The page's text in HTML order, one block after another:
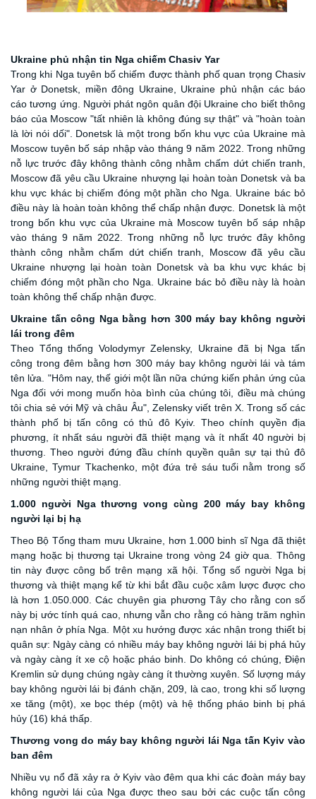
Ukraine phủ nhận tin Nga chiếm Chasiv Yar
Trong khi Nga tuyên bố chiếm được thành phố quan trọng Chasiv
Yar ở Donetsk, miền đông Ukraine, Ukraine phủ nhận các báo
cáo tương ứng. Người phát ngôn quân đội Ukraine cho biết thông
báo của Moscow "tất nhiên là không đúng sự thật" và "hoàn toàn
là lời nói dối". Donetsk là một trong bốn khu vực của Ukraine mà
Moscow tuyên bố sáp nhập vào tháng 9 năm 2022. Trong những
nỗ lực trước đây không thành công nhằm chấm dứt chiến tranh,
Moscow đã yêu cầu Ukraine nhượng lại hoàn toàn Donetsk và ba
khu vực khác bị chiếm đóng một phần cho Nga. Ukraine bác bỏ
điều này là hoàn toàn không thể chấp nhận được. Donetsk là một
trong bốn khu vực của Ukraine mà Moscow tuyên bố sáp nhập
vào tháng 9 năm 2022. Trong những nỗ lực trước đây không
thành công nhằm chấm dứt chiến tranh, Moscow đã yêu cầu
Ukraine nhượng lại hoàn toàn Donetsk và ba khu vực khác bị
chiếm đóng một phần cho Nga. Ukraine bác bỏ điều này là hoàn
toàn không thể chấp nhận được.
Ukraine tấn công Ngabằng hơn 300 máy bay không người
lái trong đêm
Theo Tổng thống Volodymyr Zelensky, Ukraine đã bị Nga tấn
công trong đêm bằng hơn 300 máy bay không người lái và tám
tên lửa. "Hôm nay, thế giới một lần nữa chứng kiến phản ứng của
Nga đối với mong muốn hòa bình của chúng tôi, điều mà chúng
tôi chia sẻ với Mỹ và châu Âu", Zelensky viết trên X. Trong số các
thành phố bị tấn công có thủ đô Kyiv. Theo chính quyền địa
phương, ít nhất sáu người đã thiệt mạng và ít nhất 40 người bị
thương. Theo người đứng đầu chính quyền quân sự tại thủ đô
Ukraine, Tymur Tkachenko, một đứa trẻ sáu tuổi nằm trong số
những người thiệt mạng.
1.000 người Nga thương vong cùng 200 máy bay không
người lại bị hạ
Theo Bộ Tổng tham mưu Ukraine, hơn 1.000 binh sĩ Nga đã thiệt
mạng hoặc bị thương tại Ukraine trong vòng 24 giờ qua. Thông
tin này được công bố trên mạng xã hội. Tổng số người Nga bị
thương và thiệt mạng kể từ khi bắt đầu cuộc xâm lược được cho
là hơn 1.050.000. Các chuyên gia phương Tây cho rằng con số
này bị ước tính quá cao, nhưng vẫn cho rằng có hàng trăm nghìn
nạn nhân ở phía Nga. Một xu hướng được xác nhận trong thiết bị
quân sự: Ngày càng có nhiều máy bay không người lái bị phá hủy
và ngày càng ít xe cộ hoặc pháo binh. Do không có chúng, Điện
Kremlin sử dụng chúng ngày càng ít thường xuyên. Số lượng máy
bay không người lái bị đánh chặn, 209, là cao, trong khi số lượng
xe tăng (một), xe bọc thép (một) và hệ thống pháo binh bị phá
hủy (16) khá thấp.
Thương vong do máy bay không người lái Nga tấn Kyiv vào
ban đêm
Nhiều vụ nổ đã xảy ra ở Kyiv vào đêm qua khi các đoàn máy bay
không người lái của Nga được theo sau bởi các cuộc tấn công